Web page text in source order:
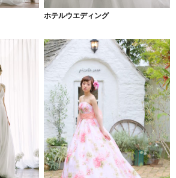
ホテルウエディング